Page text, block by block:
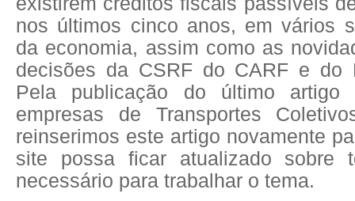
nos últimos cinco anos, em vários
da economia, assim como as
decisões da CSRF do CARF e do
Pela publicação do último artigo
empresas de Transportes
reinserimos este artigo novamente
site possa ficar atualizado sobre
necessário para trabalhar o tema.